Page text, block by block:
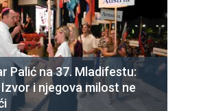
Palić na 37. Mladifestu:
i njegova milost ne